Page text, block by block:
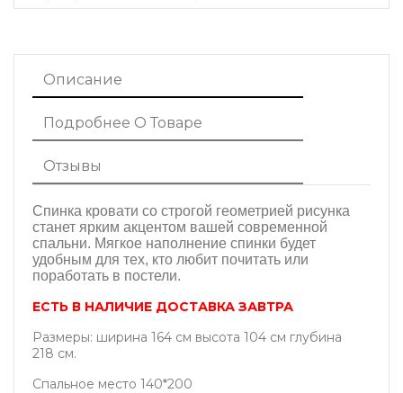
Описание
Подробнее О Товаре
Отзывы
Спинка кровати со строгой геометрией рисунка
станет ярким акцентом вашей современной
спальни. Мягкое наполнение спинки будет
удобным для тех, кто любит почитать или
поработать в постели.
ЕСТЬ В НАЛИЧИЕ ДОСТАВКА ЗАВТРА
Размеры: ширина 164 см высота 104 см глубина
218 см.
Спальное место 140*200